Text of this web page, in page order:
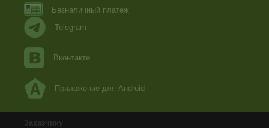
Безналичный платеж
Telegram
Вконтакте
Приложение для Android
Заказчику